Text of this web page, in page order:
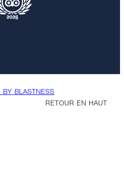
BY BLASTNESS
RETOUR EN HAUT